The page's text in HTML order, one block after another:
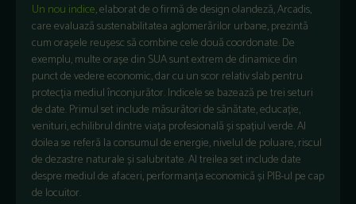
Un nou indice, elaborat de o firmă de design olandeză, Arcadis,
care evaluază sustenabilitatea aglomerărilor urbane,prezintă
cum orașele reușesc să combine cele două coordonate.De
exemplu, multe oraședin SUA suntextrem dedinamicedin
punct de vedere economic,dar cu un scor relativslabpentru
protecția mediul înconjurător. Indicelese bazează petreiseturi
de date.Primul setinclude măsurătoridesănătate,educație,
venituri,echilibrul dintre viața profesionalășispațiulverde.Al
doilease referă laconsumul deenergie,nivelul de poluare,riscul
de dezastre naturaleșisalubritate.Al treilea setincludedate
despre mediul de afaceri,performanța economicăși PIB-ul pe cap
de locuitor.